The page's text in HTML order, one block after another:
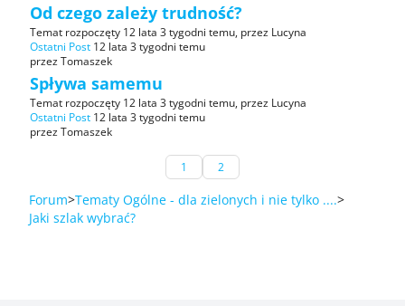
Od czego zależy trudność?
Temat rozpoczęty 12 lata 3 tygodni temu, przez Lucyna
Ostatni Post 12 lata 3 tygodni temu
przezTomaszek
Spływa samemu
Temat rozpoczęty 12 lata 3 tygodni temu, przez Lucyna
Ostatni Post 12 lata 3 tygodni temu
przezTomaszek
1 2
Forum Tematy Ogólne - dla zielonych i nie tylko ....
Jaki szlak wybrać?